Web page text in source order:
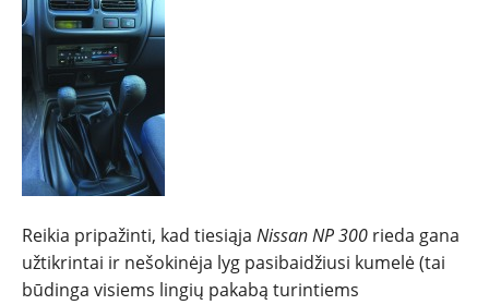
Reikia pripažinti, kad tiesiąja Nissan NP 300 rieda gana
užtikrintai ir nešokinėja lyg pasibaidžiusi kumelė (tai
būdinga visiems lingių pakabą turintiems